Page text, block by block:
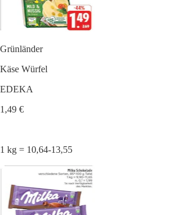
Grünländer
Käse Würfel
EDEKA
1,49 €
1 kg = 10,64-13,55